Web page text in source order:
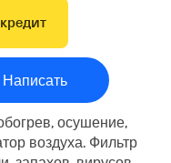
Написать
осушение,
воздуха. Фильтр